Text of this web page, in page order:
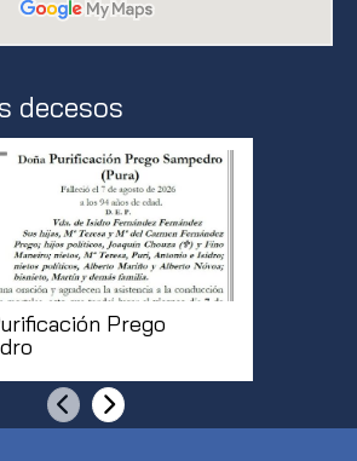
decesos
Prego
AnteriorSiguiente